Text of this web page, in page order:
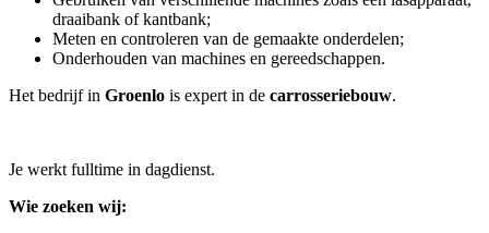
draaibank of kantbank;
Meten en controleren van de gemaakte onderdelen;
Onderhouden van machines en gereedschappen.
Het bedrijf in Groenlo is expert in de carrosseriebouw.
Je werkt fulltime in dagdienst.
Wie zoeken wij: